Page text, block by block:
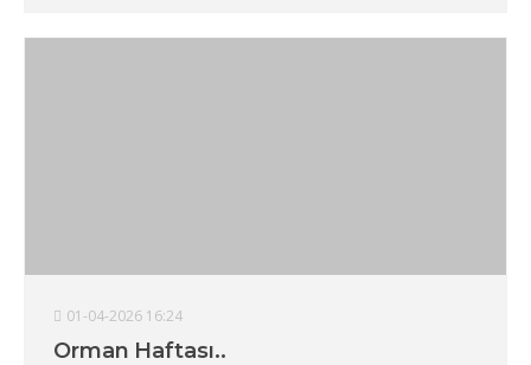
01-04-2026 16:24
Orman Haftası..